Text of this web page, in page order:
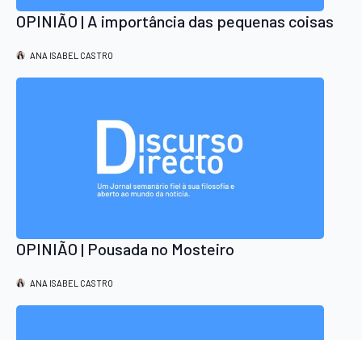
OPINIÃO | A importância das pequenas coisas
ANA ISABEL CASTRO
OPINIÃO | Pousada no Mosteiro
ANA ISABEL CASTRO